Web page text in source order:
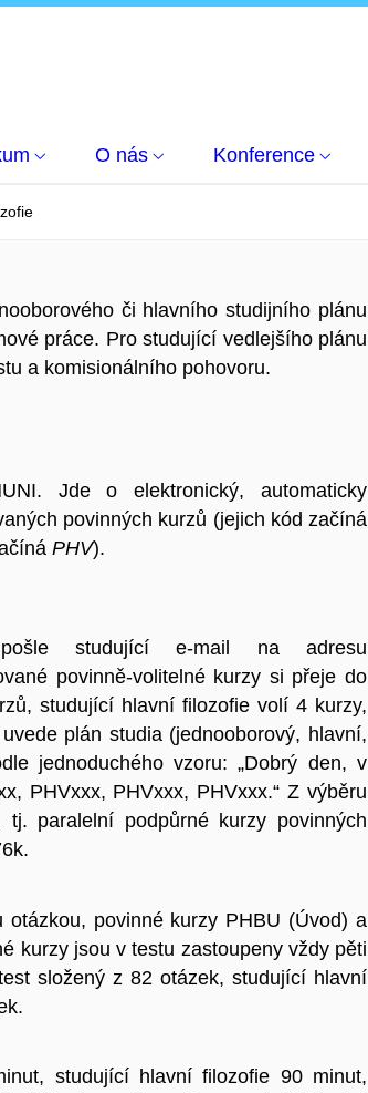
O nás Konference
či hlavního studijního plánu
práce. Pro studující vedlejšího plánu
a komisionálního pohovoru.
Jde o elektronický, automaticky
povinných kurzů (jejich kód začíná
PHV).
studující e-mail na adresu
povinně-volitelné kurzy si přeje do
studující hlavní filozofie volí 4 kurzy,
plán studia (jednooborový, hlavní,
jednoduchého vzoru: „Dobrý den, v
PHVxxx, PHVxxx, PHVxxx.“ Z výběru
paralelní podpůrné kurzy povinných
povinné kurzy PHBU (Úvod) a
kurzy jsou v testu zastoupeny vždy pěti
složený z 82 otázek, studující hlavní
studující hlavní filozofie 90 minut,